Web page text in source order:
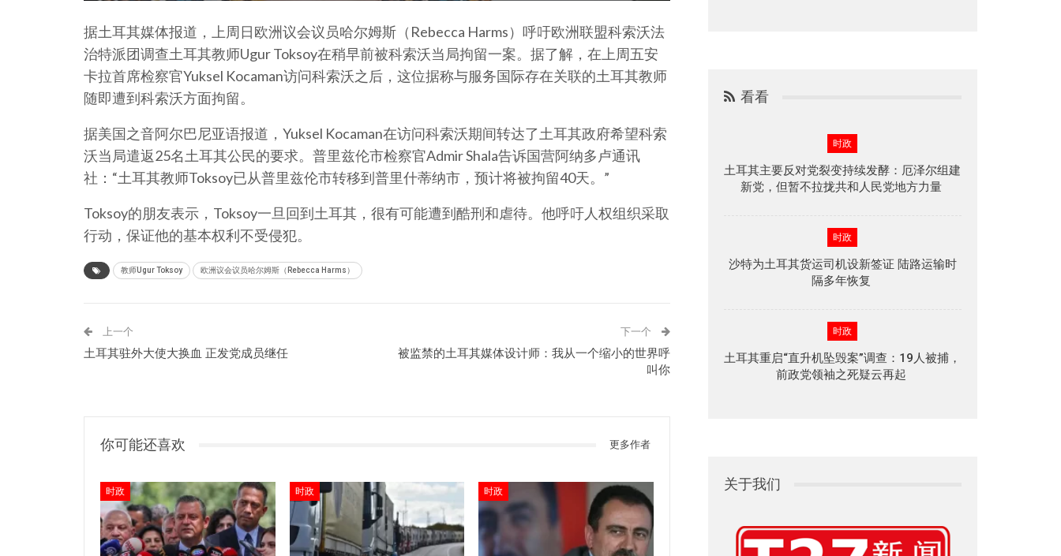
据土耳其媒体报道，上周日欧洲议会议员哈尔姆斯（Rebecca Harms）呼吁欧洲联盟科索沃法
治特派团调查土耳其教师Ugur Toksoy在稍早前被科索沃当局拘留一案。据了解，在上周五安
卡拉首席检察官Yuksel Kocaman访问科索沃之后，这位据称与服务国际存在关联的土耳其教师
随即遭到科索沃方面拘留。
据美国之音阿尔巴尼亚语报道，Yuksel Kocaman在访问科索沃期间转达了土耳其政府希望科索
沃当局遣返25名土耳其公民的要求。普里兹伦市检察官Admir Shala告诉国营阿纳多卢通讯
社：“土耳其教师Toksoy已从普里兹伦市转移到普里什蒂纳市，预计将被拘留40天。”
Toksoy的朋友表示，Toksoy一旦回到土耳其，很有可能遭到酷刑和虐待。他呼吁人权组织采取
行动，保证他的基本权利不受侵犯。
教师Ugur Toksoy 欧洲议会议员哈尔姆斯（Rebecca Harms）
上一个
土耳其驻外大使大换血 正发党成员继任
下一个
被监禁的土耳其媒体设计师：我从一个缩小的世界呼
叫你
你可能还喜欢 更多作者
时政 时政 时政
看看
时政
土耳其主要反对党裂变持续发酵：厄泽尔组建
新党，但暂不拉拢共和人民党地方力量
时政
沙特为土耳其货运司机设新签证 陆路运输时
隔多年恢复
时政
土耳其重启“直升机坠毁案”调查：19人被捕，
前政党领袖之死疑云再起
关于我们